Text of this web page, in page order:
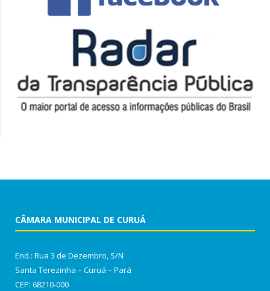
CÂMARA MUNICIPAL DE CURUÁ
End.: Rua 3 de Dezembro, S/N
Santa Terezinha – Curuá – Pará
CEP: 68210-000